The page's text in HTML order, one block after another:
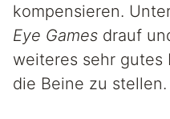
kompensieren.
Eye Games drauf
weiteres sehr
die Beine zu